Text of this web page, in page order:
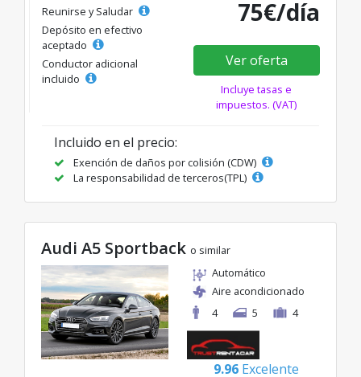
Reunirse y Saludar
Depósito en efectivo
aceptado
Conductor adicional
incluido
75€/día
Ver oferta
Incluye tasas e
impuestos. (VAT)
Incluido en el precio:
Exención de daños por colisión (CDW)
La responsabilidad de terceros(TPL)
Audi A5 Sportback o similar
Automático
Aire acondicionado
4
5 4
9.96 Excelente